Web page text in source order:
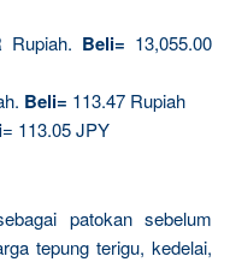
Rupiah. Beli= 13,055.00
Beli= 113.47 Rupiah
= 113.05 JPY
patokan sebelum
tepung terigu, kedelai,